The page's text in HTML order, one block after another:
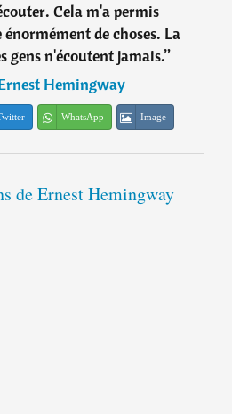
Cela m'a permis
de choses. La
gens n'écoutent jamais.”
Hemingway
WhatsApp Image
de Ernest Hemingway